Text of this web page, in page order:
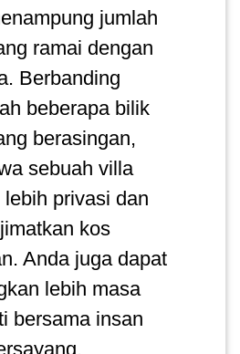
jumlah
ramai dengan
Berbanding
beberapa bilik
berasingan,
sebuah villa
lebih privasi dan
kos
Anda juga dapat
lebih masa
bersama insan